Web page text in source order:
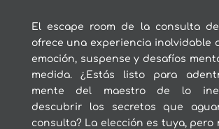
El escape room de la consulta
ofrece una experiencia inolvidable
emoción, suspense y desafíos
medida. ¿Estás listo para
mente del maestro de lo
descubrir los secretos que
consulta? La elección es tuya, pero